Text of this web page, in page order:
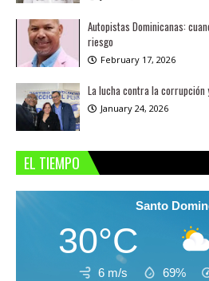
Autopistas Dominicanas:
riesgo
February 17, 2026
La lucha contra la
January 24, 2026
EL TIEMPO
Santo
30°C
6 m/s 69%